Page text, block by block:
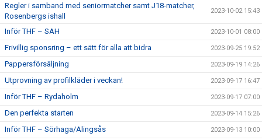
Regler i samband med seniormatcher samt J18-matcher,
Rosenbergs ishall
2023-10-02 15:43
Inför THF – SAH 2023-10-01 08:00
Frivillig sponsring – ett sätt för alla att bidra 2023-09-25 19:52
Pappersförsäljning 2023-09-19 14:26
Utprovning av profilkläder i veckan! 2023-09-17 16:47
Inför THF – Rydaholm 2023-09-17 07:00
Den perfekta starten 2023-09-14 15:26
Inför THF – Sörhaga/Alingsås 2023-09-13 10:00